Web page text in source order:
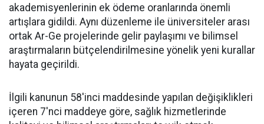
akademisyenlerinin ek ödeme oranlarında önemli
artışlara gidildi. Aynı düzenleme ile üniversiteler arası
ortak Ar-Ge projelerinde gelir paylaşımı ve bilimsel
araştırmaların bütçelendirilmesine yönelik yeni kurallar
hayata geçirildi.
​İlgili kanunun 58'inci maddesinde yapılan değişiklikleri
içeren 7'nci maddeye göre, sağlık hizmetlerinde